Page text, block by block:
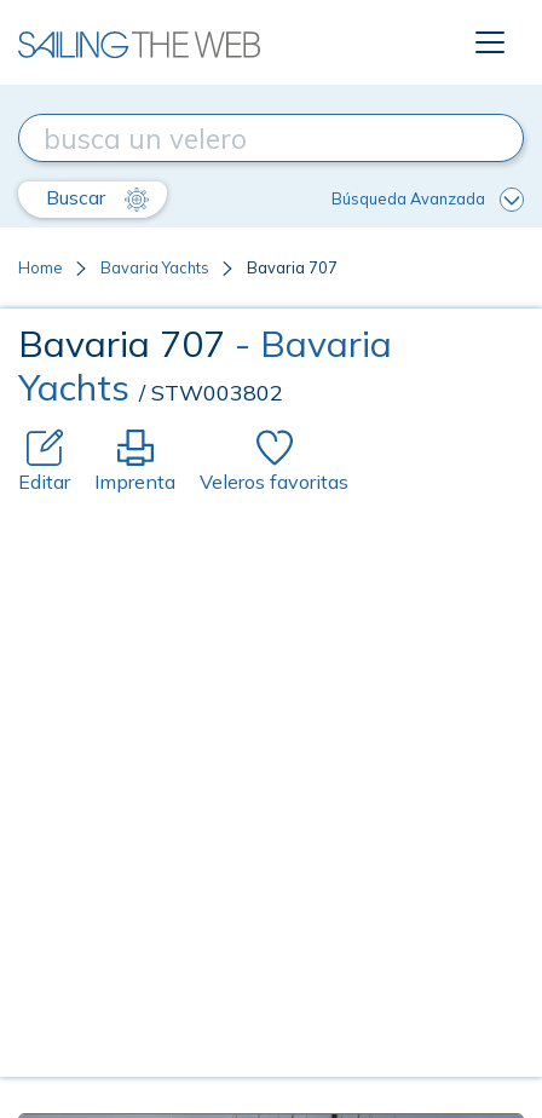
Buscar Búsqueda Avanzada
Home Bavaria Yachts Bavaria 707
Bavaria 707 - Bavaria
Yachts / STW003802
Editar Imprenta Veleros favoritas